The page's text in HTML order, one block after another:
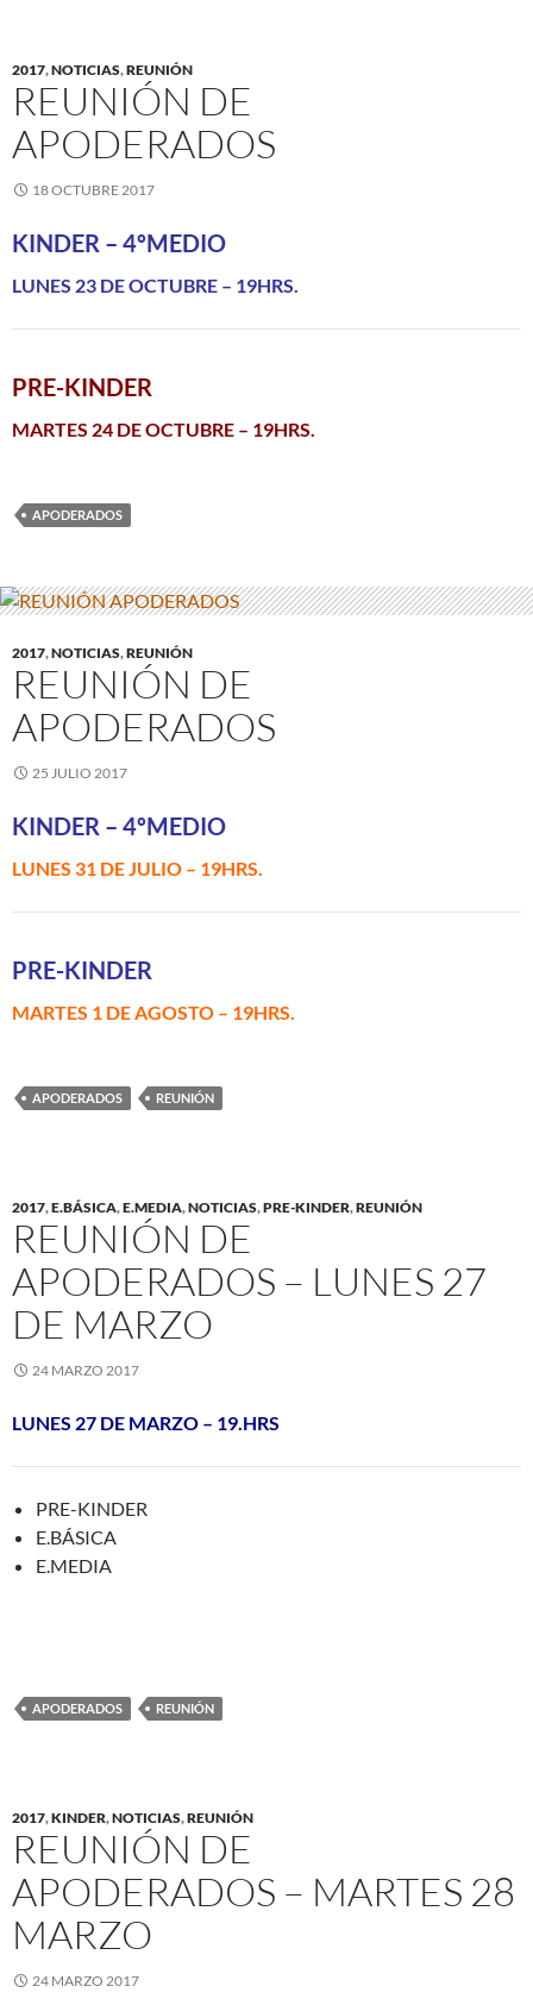
2017,NOTICIAS,REUNIÓN
REUNIÓN DE
APODERADOS
18 OCTUBRE 2017
KINDER – 4ºMEDIO
LUNES 23 DE OCTUBRE – 19HRS.
PRE-KINDER
MARTES 24 DE OCTUBRE – 19HRS.
APODERADOS
2017,NOTICIAS,REUNIÓN
REUNIÓN DE
APODERADOS
25 JULIO 2017
KINDER – 4ºMEDIO
LUNES 31 DE JULIO – 19HRS.
PRE-KINDER
MARTES 1 DE AGOSTO – 19HRS.
APODERADOS REUNIÓN
2017,E.BÁSICA,E.MEDIA,NOTICIAS,PRE-KINDER,REUNIÓN
REUNIÓN DE
APODERADOS – LUNES 27
DE MARZO
24 MARZO 2017
LUNES 27 DE MARZO – 19.HRS
PRE-KINDER
E.BÁSICA
E.MEDIA
APODERADOS REUNIÓN
2017,KINDER,NOTICIAS,REUNIÓN
REUNIÓN DE
APODERADOS – MARTES 28
MARZO
24 MARZO 2017